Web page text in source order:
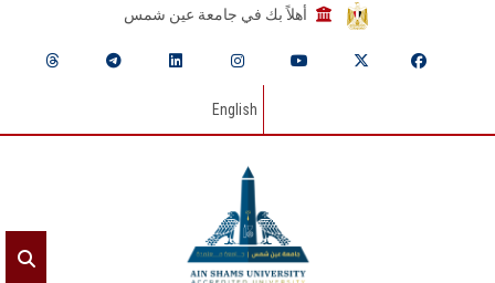
أهلاً بك في جامعة عين شمس
English